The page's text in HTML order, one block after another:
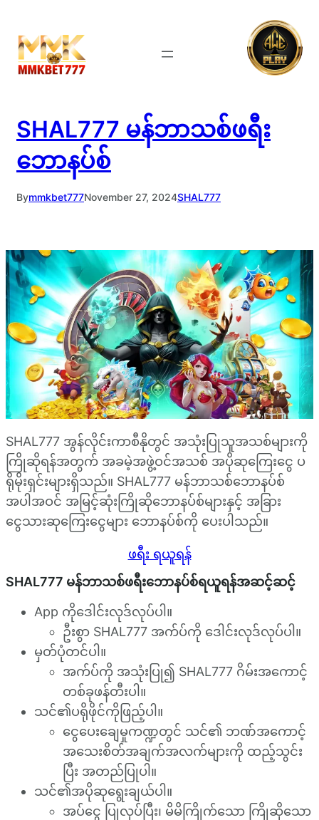
content
SHAL777 မန်ဘာသစ်ဖရီး
ဘောနပ်စ်
Bymmkbet777November 27, 2024SHAL777
SHAL777 အွန်လိုင်းကာစီနိုတွင် အသုံးပြုသူအသစ်များကို
ကြိုဆိုရန်အတွက် အခမဲ့အဖွဲ့ဝင်အသစ် အပိုဆုကြေးငွေ ပ
ရိုမိုးရှင်းများရှိသည်။ SHAL777 မန်ဘာသစ်ဘောနပ်စ်
အပါအဝင် အမြင့်ဆုံးကြိုဆိုဘောနပ်စ်များနှင့် အခြား
ငွေသားဆုကြေးငွေများ ဘောနပ်စ်ကို ပေးပါသည်။
ဖရီး ရယူရန်
SHAL777 မန်ဘာသစ်ဖရီးဘောနပ်စ်ရယူရန်အဆင့်ဆင့်
App ကိုဒေါင်းလုဒ်လုပ်ပါ။
ဦးစွာ SHAL777 အက်ပ်ကို ဒေါင်းလုဒ်လုပ်ပါ။
မှတ်ပုံတင်ပါ။
အက်ပ်ကို အသုံးပြု၍ SHAL777 ဂိမ်းအကောင့်
တစ်ခုဖန်တီးပါ။
သင်၏ပရိုဖိုင်ကိုဖြည့်ပါ။
ငွေပေးချေမှုကဏ္ဍတွင် သင်၏ ဘဏ်အကောင့်
အသေးစိတ်အချက်အလက်များကို ထည့်သွင်း
ပြီး အတည်ပြုပါ။
သင်၏အပိုဆုရွေးချယ်ပါ။
အပ်ငွေ ပြုလုပ်ပြီး၊ မိမိကြိုက်သော ကြိုဆိုသော